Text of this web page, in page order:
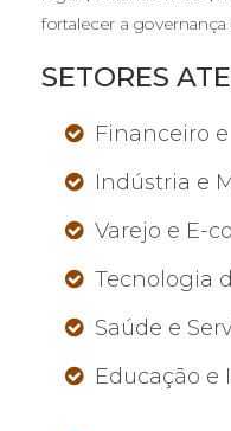
fortalecer a governança
SETORES
Financeiro
Indústria e
Varejo e E-
Tecnologia
Saúde e
Educação e